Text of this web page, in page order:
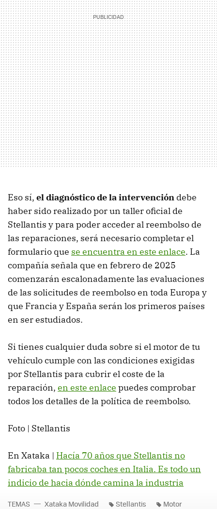
Eso sí, el diagnóstico de la intervención debe
haber sido realizado por un taller oficial de
Stellantis y para poder acceder al reembolso de
las reparaciones, será necesario completar el
formulario que se encuentra en este enlace. La
compañía señala que en febrero de 2025
comenzarán escalonadamente las evaluaciones
de las solicitudes de reembolso en toda Europa y
que Francia y España serán los primeros países
en ser estudiados.
Si tienes cualquier duda sobre si el motor de tu
vehículo cumple con las condiciones exigidas
por Stellantis para cubrir el coste de la
reparación, en este enlace puedes comprobar
todos los detalles de la política de reembolso.
Foto | Stellantis
En Xataka | Hacía 70 años que Stellantis no
fabricaba tan pocos coches en Italia. Es todo un
indicio de hacia dónde camina la industria
TEMAS Xataka Movilidad Stellantis Motor